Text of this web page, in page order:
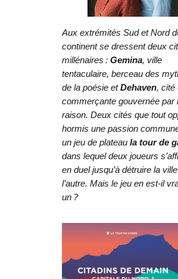
Aux extrémités Sud et Nord
continent se dressent deux
millénaires : Gemina, ville
tentaculaire, berceau des
de la poésie etDehaven, cité
commerçante gouvernée par
raison. Deux cités que tout
hormis une passion
un jeu de plateau la tour de
dans lequel deux joueurs
en duel jusqu’à détruire la
l’autre. Mais le jeu en est-il
un ?